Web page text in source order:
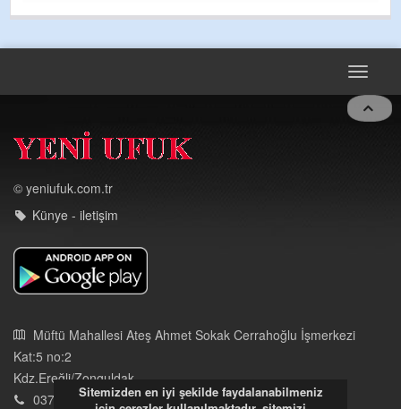
TARAFINDAN BAŞLATILDI, ETRASFINDA YERLEŞİM YERI
© yeniufuk.com.tr
Künye - iletişim
Sitemizden en iyi şekilde faydalanabilmeniz